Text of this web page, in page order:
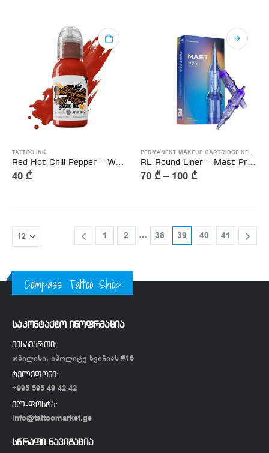
TATTOO INK
40 ₾
PERMANENT MAKEUP CARTRIDGE NEEDLES
70 ₾– 100 ₾
1 2 … 38 39 40 41
Compass Tattoo Shop
საკონტაქტო ინოფრმაცია
მისამართი:
თბილისი, იპოლიტე ხვიჩიას #16
ტელეფონი:
+995 595 49 42 42
ელ-ფოსტა:
info@tattoomarket.ge
სწრაფი ნავიგაცია